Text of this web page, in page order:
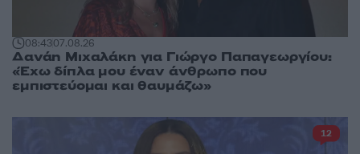
08:4307.08.26
Δανάη Μιχαλάκη για Γιώργο Παπαγεωργίου:
«Έχω δίπλα μου έναν άνθρωπο που
εμπιστεύομαι και θαυμάζω»
12